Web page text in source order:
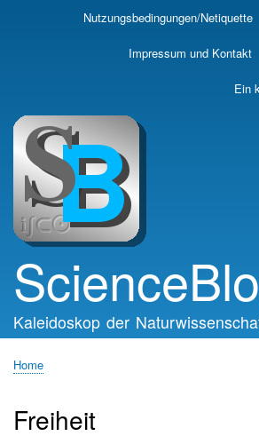
Skip
main
Nutzungsbedingungen/Netiquette
Impressum und Kontakt
Ein
Kaleidoskop der
Home
Freiheit